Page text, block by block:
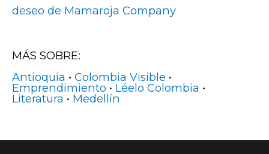
deseo de Mamaroja Company
MÁS SOBRE:
Antioquia • Colombia Visible •
Emprendimiento • Léelo Colombia •
Literatura • Medellín